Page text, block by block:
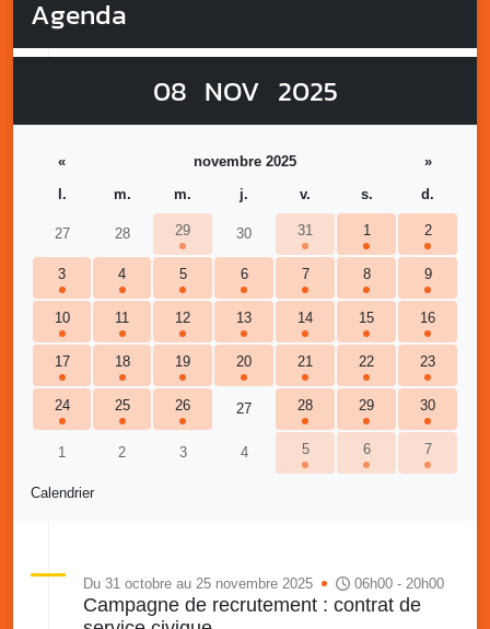
Agenda
08 NOV 2025
Calendrier
« novembre 2025
»
l.
m. m. j. v. s. d.
27 28 29 30 31 1 2
3 4 5 6 7 8 9
10 11 12 13 14 15 16
17 18 19 20 21 22 23
24 25 26 27 28 29 30
1 2 3 4 5 6 7
Du 31 octobre au 25 novembre 2025 06h00 - 20h00
Campagne de recrutement : contrat de